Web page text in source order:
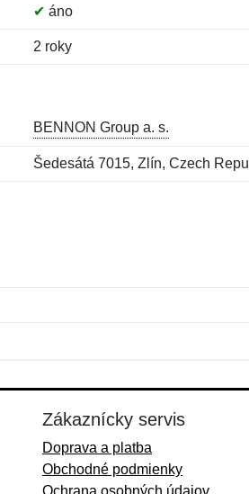
✔ áno
2 roky
BENNON Group a. s.
Šedesátá 7015, Zlín, Czech
Zákaznícky servis
Doprava a platba
Obchodné podmienky
Ochrana osobných údajov